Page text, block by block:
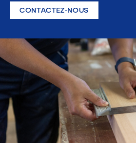
CONTACTEZ-NOUS